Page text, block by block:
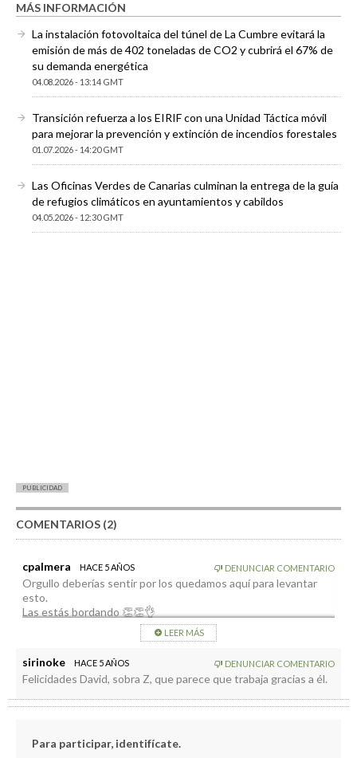
MÁS INFORMACIÓN
La instalación fotovoltaica del túnel de La Cumbre evitará la
emisión de más de 402 toneladas de CO2 y cubrirá el 67% de
su demanda energética
04.08.2026 - 13:14 GMT
Transición refuerza a los EIRIF con una Unidad Táctica móvil
para mejorar la prevención y extinción de incendios forestales
01.07.2026 - 14:20 GMT
Las Oficinas Verdes de Canarias culminan la entrega de la guía
de refugios climáticos en ayuntamientos y cabildos
04.05.2026 - 12:30 GMT
PUBLICIDAD
COMENTARIOS (2)
cpalmera HACE 5 AÑOS DENUNCIAR COMENTARIO
Orgullo deberías sentir por los quedamos aquí para levantar
esto.
Las estás bordando 👏👏👌
LEER MÁS
sirinoke HACE 5 AÑOS DENUNCIAR COMENTARIO
Felicidades David, sobra Z, que parece que trabaja gracias a él.
Para participar, identifícate.